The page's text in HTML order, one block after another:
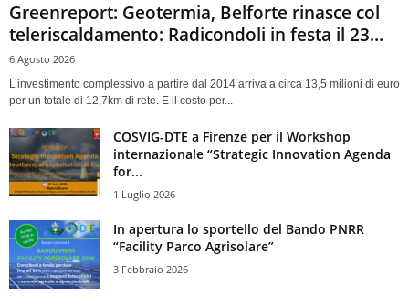
Greenreport: Geotermia, Belforte rinasce col
teleriscaldamento: Radicondoli in festa il 23...
6 Agosto 2026
L’investimento complessivo a partire dal 2014 arriva a circa 13,5 milioni di euro
per un totale di 12,7km di rete. E il costo per...
COSVIG-DTE a Firenze per il Workshop
internazionale “Strategic Innovation Agenda
for...
1 Luglio 2026
In apertura lo sportello del Bando PNRR
“Facility Parco Agrisolare”
3 Febbraio 2026